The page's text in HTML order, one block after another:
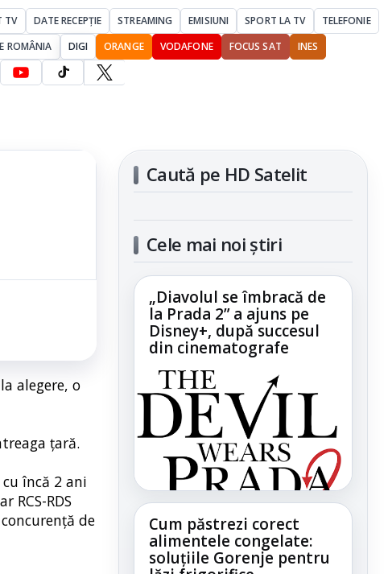
TV DATE RECEPȚIE STREAMING EMISIUNI SPORT LA TV
TELEFONIE
ROMÂNIA DIGI ORANGE VODAFONE FOCUS SAT
INES
alegere, o
țară.
încă 2 ani
RCS-RDS
de
Caută pe HD Satelit
Cele mai noi știri
„Diavolul se îmbracă de
la Prada 2” a ajuns pe
Disney+, după succesul
din cinematografe
Cum păstrezi corect
alimentele congelate:
soluțiile Gorenje pentru